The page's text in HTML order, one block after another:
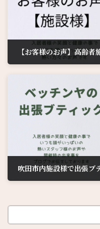
【お客様のお声】高齢者
吹田市内施設様で出張ブ